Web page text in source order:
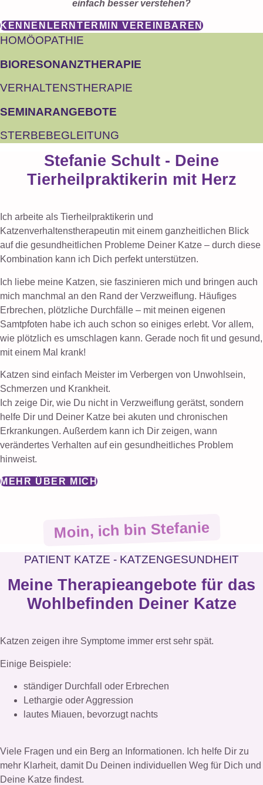
einfach besser verstehen?
KENNENLERNTERMIN VEREINBAREN
HOMÖOPATHIE
BIORESONANZTHERAPIE
VERHALTENSTHERAPIE
SEMINARANGEBOTE
STERBEBEGLEITUNG
Stefanie Schult - Deine
Tierheilpraktikerin mit Herz
Ich arbeite als Tierheilpraktikerin und
Katzenverhaltenstherapeutin mit einem ganzheitlichen Blick
auf die gesundheitlichen Probleme Deiner Katze – durch diese
Kombination kann ich Dich perfekt unterstützen.
Ich liebe meine Katzen, sie faszinieren mich und bringen auch
mich manchmal an den Rand der Verzweiflung. Häufiges
Erbrechen, plötzliche Durchfälle – mit meinen eigenen
Samtpfoten habe ich auch schon so einiges erlebt. Vor allem,
wie plötzlich es umschlagen kann. Gerade noch fit und gesund,
mit einem Mal krank!
Katzen sind einfach Meister im Verbergen von Unwohlsein,
Schmerzen und Krankheit.
Ich zeige Dir, wie Du nicht in Verzweiflung gerätst, sondern
helfe Dir und Deiner Katze bei akuten und chronischen
Erkrankungen. Außerdem kann ich Dir zeigen, wann
verändertes Verhalten auf ein gesundheitliches Problem
hinweist.
MEHR ÜBER MICH
Moin, ich bin Stefanie
PATIENT KATZE - KATZENGESUNDHEIT
Meine Therapieangebote für das
Wohlbefinden Deiner Katze
Katzen zeigen ihre Symptome immer erst sehr spät.
Einige Beispiele:
ständiger Durchfall oder Erbrechen
Lethargie oder Aggression
lautes Miauen, bevorzugt nachts
Viele Fragen und ein Berg an Informationen. Ich helfe Dir zu
mehr Klarheit, damit Du Deinen individuellen Weg für Dich und
Deine Katze findest.